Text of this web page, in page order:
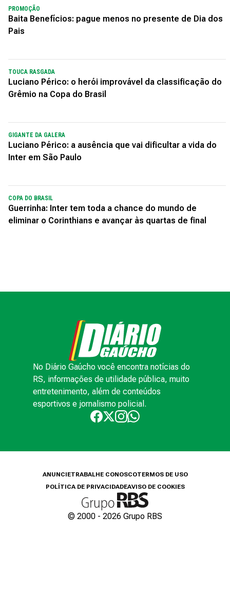
PROMOÇÃO
Baita Benefícios: pague menos no presente de Dia dos
Pais
TOUCA RASGADA
Luciano Périco: o herói improvável da classificação do
Grêmio na Copa do Brasil
GIGANTE DA GALERA
Luciano Périco: a ausência que vai dificultar a vida do
Inter em São Paulo
COPA DO BRASIL
Guerrinha: Inter tem toda a chance do mundo de
eliminar o Corinthians e avançar às quartas de final
No Diário Gaúcho você encontra notícias do
RS, informações de utilidade pública, muito
entretenimento, além de conteúdos
esportivos e jornalismo policial.
ANUNCIETRABALHE CONOSCOTERMOS DE USO
POLÍTICA DE PRIVACIDADEAVISO DE COOKIES
© 2000 - 2026 Grupo RBS